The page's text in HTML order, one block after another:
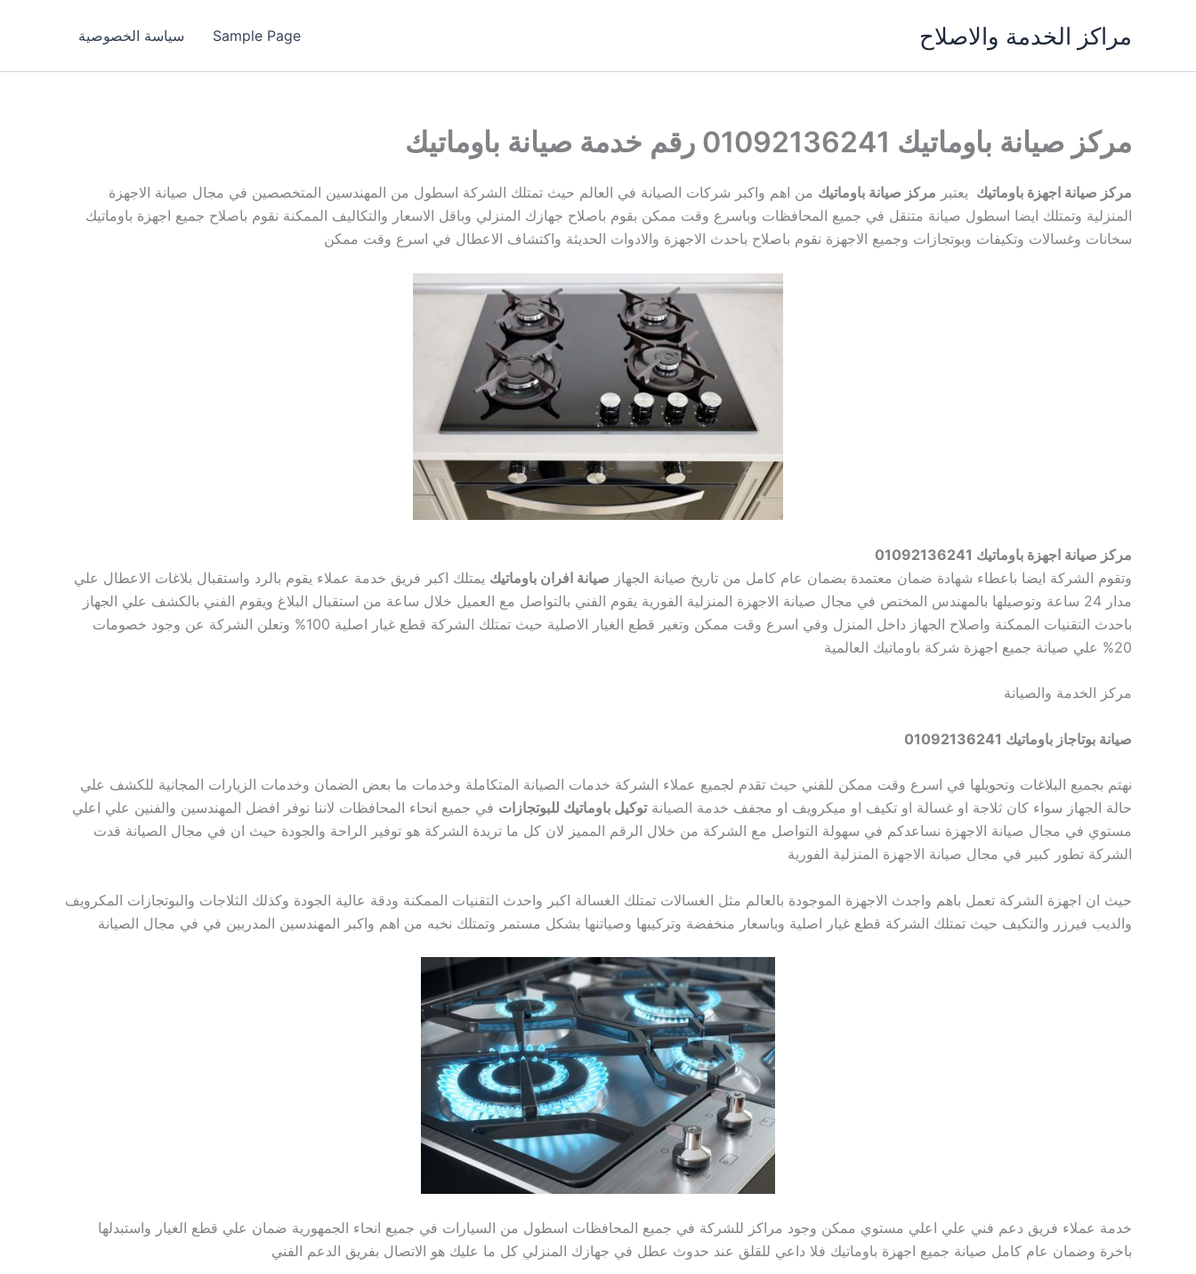
مراكز الخدمة والاصلاح Sample Page سياسة الخصوصية
مركز صيانة باوماتيك 01092136241 رقم خدمة صيانة باوماتيك
مركز صيانة اجهزة باوماتيك يعتبر مركز صيانة باوماتيك من اهم واكبر شركات الصيانة في العالم حيث تمتلك الشركة اسطول من المهندسين المتخصصين في مجال صيانة الاجهزة
المنزلية وتمتلك ايضا اسطول صيانة متنقل في جميع المحافظات وباسرع وقت ممكن بقوم باصلاح جهازك المنزلي وباقل الاسعار والتكاليف الممكنة نقوم باصلاح جميع اجهزة باوماتيك
سخانات وغسالات وتكيفات وبوتجازات وجميع الاجهزة نقوم باصلاح باحدث الاجهزة والادوات الحديثة واكتشاف الاعطال في اسرع وقت ممكن
مركز صيانة اجهزة باوماتيك 01092136241
وتقوم الشركة ايضا باعطاء شهادة ضمان معتمدة بضمان عام كامل من تاريخ صيانة الجهاز صيانة افران باوماتيك يمتلك اكبر فريق خدمة عملاء يقوم بالرد واستقبال بلاغات الاعطال علي
مدار 24 ساعة وتوصيلها بالمهندس المختص في مجال صيانة الاجهزة المنزلية الفورية يقوم الفني بالتواصل مع العميل خلال ساعة من استقبال البلاغ ويقوم الفني بالكشف علي الجهاز
باحدث التقنيات الممكنة واصلاح الجهاز داخل المنزل وفي اسرع وقت ممكن وتغير قطع الغيار الاصلية حيث تمتلك الشركة قطع غيار اصلية 100% وتعلن الشركة عن وجود خصومات
20% علي صيانة جميع اجهزة شركة باوماتيك العالمية
مركز الخدمة والصيانة
صيانة بوتاجاز باوماتيك 01092136241
نهتم بجميع البلاغات وتحويلها في اسرع وقت ممكن للفني حيث تقدم لجميع عملاء الشركة خدمات الصيانة المتكاملة وخدمات ما بعض الضمان وخدمات الزيارات المجانية للكشف علي
حالة الجهاز سواء كان ثلاجة او غسالة او تكيف او ميكرويف او مجفف خدمة الصيانةتوكيل باوماتيك للبوتجازات في جميع انحاء المحافظات لاننا نوفر افضل المهندسين والفنين علي اعلي
مستوي في مجال صيانة الاجهزة نساعدكم في سهولة التواصل مع الشركة من خلال الرقم المميز لان كل ما تريدة الشركة هو توفير الراحة والجودة حيث ان في مجال الصيانة قدت
الشركة تطور كبير في مجال صيانة الاجهزة المنزلية الفورية
حيث ان اجهزة الشركة تعمل باهم واجدث الاجهزة الموجودة بالعالم مثل الغسالات تمتلك الغسالة اكبر واحدث التقنيات الممكنة ودقة عالية الجودة وكذلك الثلاجات والبوتجازات المكرويف
والديب فيرزر والتكيف حيث تمتلك الشركة قطع غيار اصلية وباسعار منخفضة وتركيبها وصياتنها بشكل مستمر وتمتلك نخبه من اهم واكبر المهندسين المدربين في في مجال الصيانة
خدمة عملاء فريق دعم فني علي اعلي مستوي ممكن وجود مراكز للشركة في جميع المحافظات اسطول من السيارات في جميع انحاء الجمهورية ضمان علي قطع الغيار واستبدلها
باخرة وضمان عام كامل صيانة جميع اجهزة باوماتيك فلا داعي للقلق عند حدوث عطل في جهازك المنزلي كل ما عليك هو الاتصال بفريق الدعم الفني